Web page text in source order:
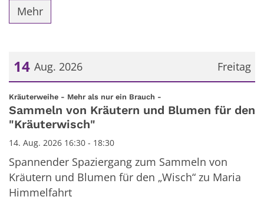
Mehr
Freitag
14 Aug. 2026
Datum: 14. August 2026
Kräuterweihe - Mehr als nur ein Brauch -
Sammeln von Kräutern und Blumen für den
"Kräuterwisch"
14. Aug. 2026 16:30 - 18:30
Spannender Spaziergang zum Sammeln von
Kräutern und Blumen für den „Wisch“ zu Maria
Himmelfahrt